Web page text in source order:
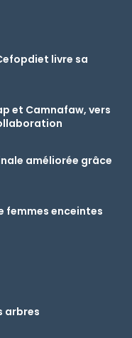
livre sa
et Camnafaw, vers
améliorée grâce
femmes enceintes
arbres